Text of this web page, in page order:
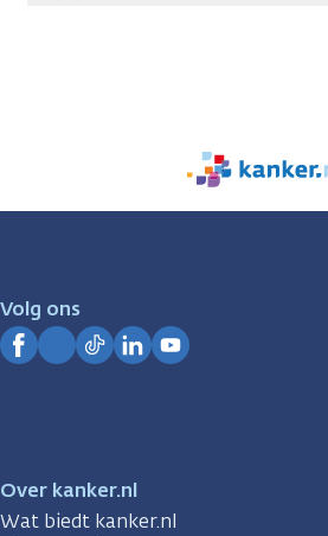
We
zijn
Volg ons
Over kanker.nl
Wat biedt kanker.nl